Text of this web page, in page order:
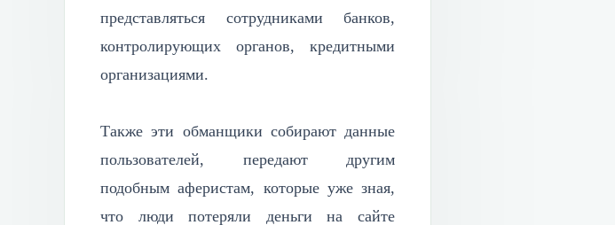
представляться сотрудниками банков,
контролирующих органов, кредитными
организациями.
Также эти обманщики собирают данные
пользователей, передают другим
подобным аферистам, которые уже зная,
что люди потеряли деньги на сайте